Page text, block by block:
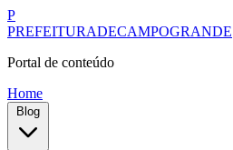
P
PREFEITURADECAMPOGRANDE
Portal de conteúdo
Home